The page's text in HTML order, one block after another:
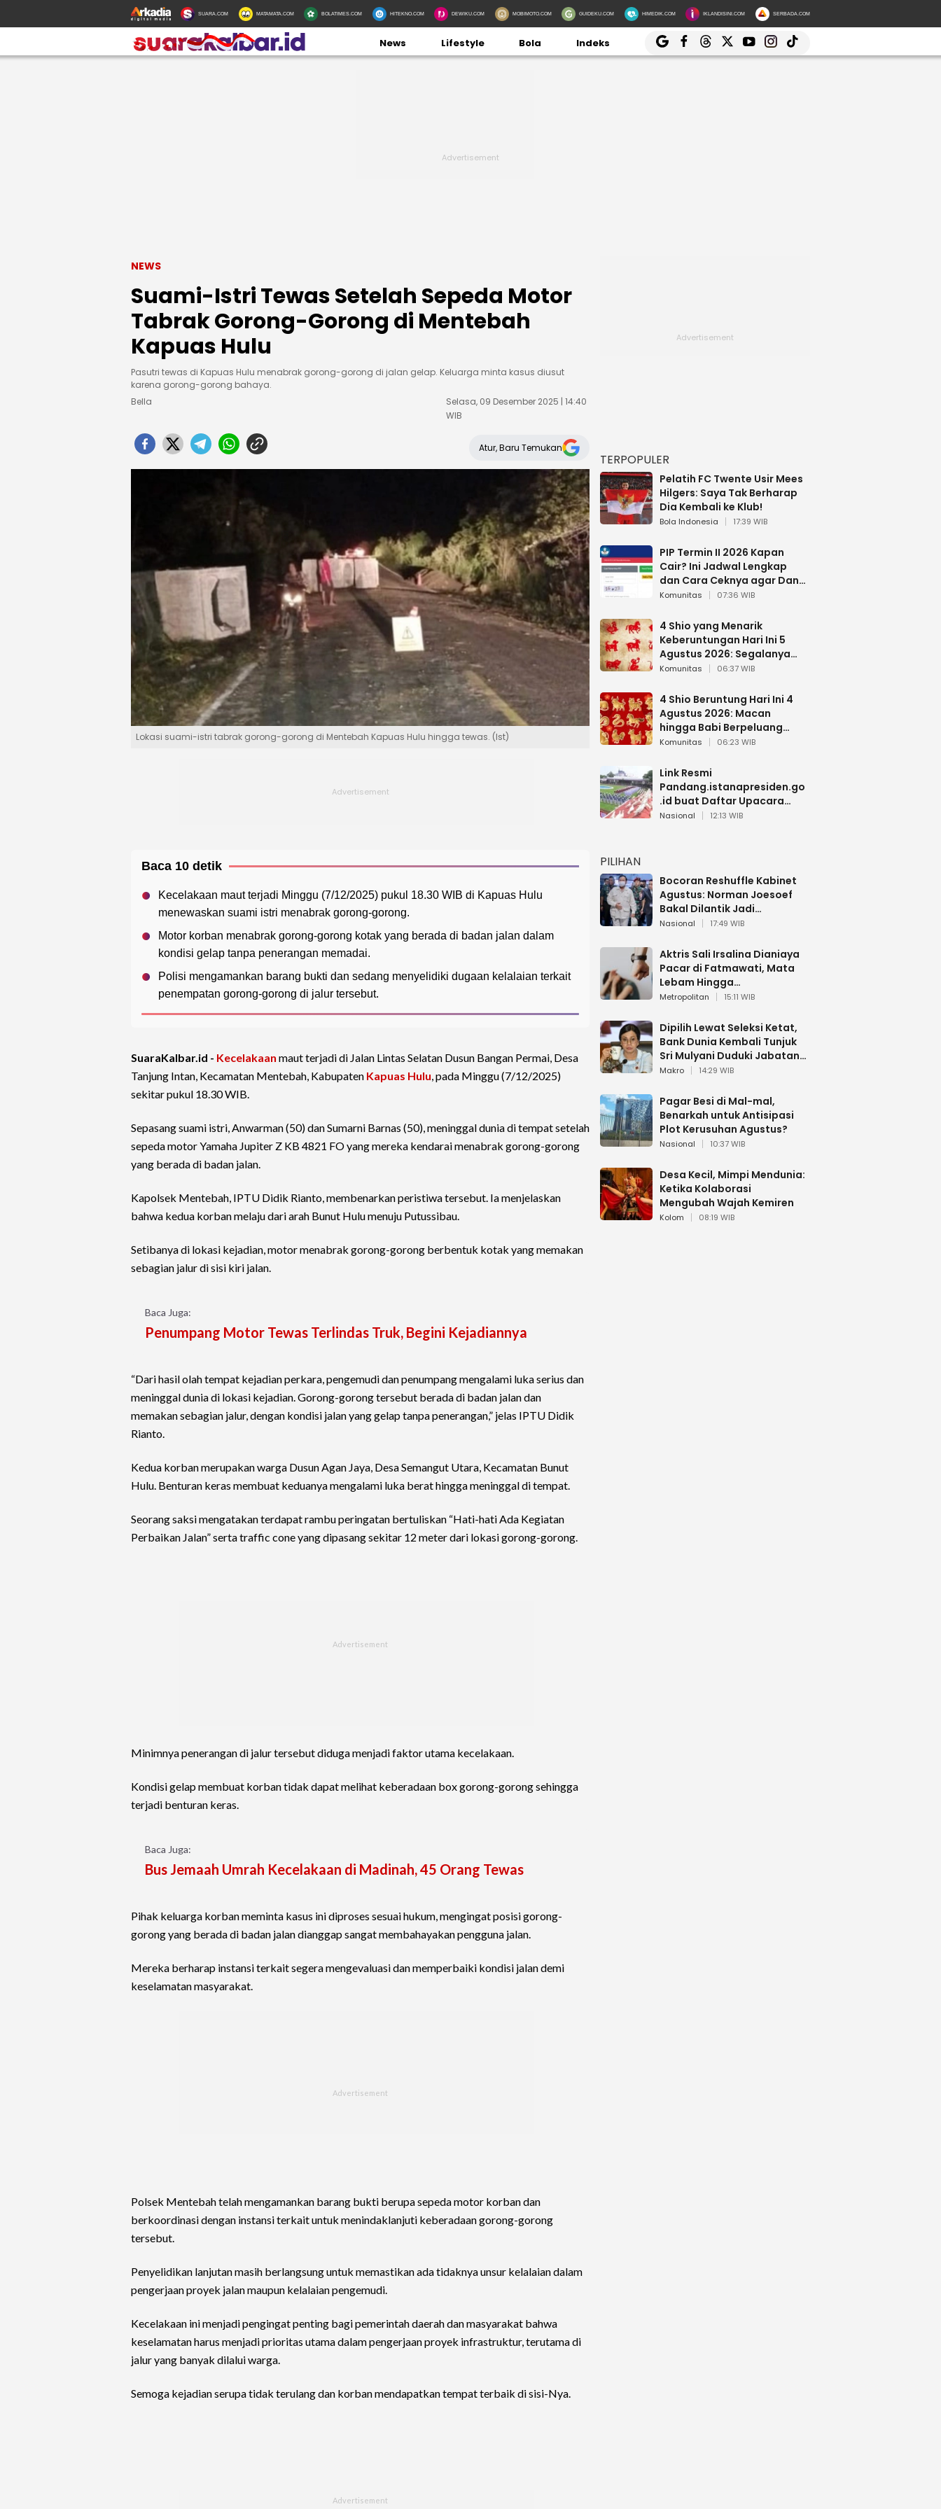
SUARA.COM MATAMATA.COM BOLATIMES.COM HITEKNO.COM DEWIKU.COM MOBIMOTO.COM GUIDEKU.COM HIMEDIK.COM IKLANDISINI.COM SERBADA.COM
News Lifestyle Bola Indeks
NEWS
Suami-Istri Tewas Setelah Sepeda Motor
Tabrak Gorong-Gorong di Mentebah
Kapuas Hulu
Pasutri tewas di Kapuas Hulu menabrak gorong-gorong di jalan gelap. Keluarga minta kasus diusut
karena gorong-gorong bahaya.
Bella
Selasa, 09 Desember 2025 | 14:40
WIB
Atur, Baru Temukan
Lokasi suami-istri tabrak gorong-gorong di Mentebah Kapuas Hulu hingga tewas. (Ist)
Baca 10 detik
Kecelakaan maut terjadi Minggu (7/12/2025) pukul 18.30 WIB di Kapuas Hulu
menewaskan suami istri menabrak gorong-gorong.
Motor korban menabrak gorong-gorong kotak yang berada di badan jalan dalam
kondisi gelap tanpa penerangan memadai.
Polisi mengamankan barang bukti dan sedang menyelidiki dugaan kelalaian terkait
penempatan gorong-gorong di jalur tersebut.
SuaraKalbar.id - Kecelakaan maut terjadi di Jalan Lintas Selatan Dusun Bangan Permai, Desa
Tanjung Intan, Kecamatan Mentebah, Kabupaten Kapuas Hulu, pada Minggu (7/12/2025)
sekitar pukul 18.30 WIB.
Sepasang suami istri, Anwarman (50) dan Sumarni Barnas (50), meninggal dunia di tempat setelah
sepeda motor Yamaha Jupiter Z KB 4821 FO yang mereka kendarai menabrak gorong-gorong
yang berada di badan jalan.
Kapolsek Mentebah, IPTU Didik Rianto, membenarkan peristiwa tersebut. Ia menjelaskan
bahwa kedua korban melaju dari arah Bunut Hulu menuju Putussibau.
Setibanya di lokasi kejadian, motor menabrak gorong-gorong berbentuk kotak yang memakan
sebagian jalur di sisi kiri jalan.
Baca Juga:
Penumpang Motor Tewas Terlindas Truk, Begini Kejadiannya
“Dari hasil olah tempat kejadian perkara, pengemudi dan penumpang mengalami luka serius dan
meninggal dunia di lokasi kejadian. Gorong-gorong tersebut berada di badan jalan dan
memakan sebagian jalur, dengan kondisi jalan yang gelap tanpa penerangan,” jelas IPTU Didik
Rianto.
Kedua korban merupakan warga Dusun Agan Jaya, Desa Semangut Utara, Kecamatan Bunut
Hulu. Benturan keras membuat keduanya mengalami luka berat hingga meninggal di tempat.
Seorang saksi mengatakan terdapat rambu peringatan bertuliskan “Hati-hati Ada Kegiatan
Perbaikan Jalan” serta traffic cone yang dipasang sekitar 12 meter dari lokasi gorong-gorong.
Minimnya penerangan di jalur tersebut diduga menjadi faktor utama kecelakaan.
Kondisi gelap membuat korban tidak dapat melihat keberadaan box gorong-gorong sehingga
terjadi benturan keras.
Baca Juga:
Bus Jemaah Umrah Kecelakaan di Madinah, 45 Orang Tewas
Pihak keluarga korban meminta kasus ini diproses sesuai hukum, mengingat posisi gorong-
gorong yang berada di badan jalan dianggap sangat membahayakan pengguna jalan.
Mereka berharap instansi terkait segera mengevaluasi dan memperbaiki kondisi jalan demi
keselamatan masyarakat.
Polsek Mentebah telah mengamankan barang bukti berupa sepeda motor korban dan
berkoordinasi dengan instansi terkait untuk menindaklanjuti keberadaan gorong-gorong
tersebut.
Penyelidikan lanjutan masih berlangsung untuk memastikan ada tidaknya unsur kelalaian dalam
pengerjaan proyek jalan maupun kelalaian pengemudi.
Kecelakaan ini menjadi pengingat penting bagi pemerintah daerah dan masyarakat bahwa
keselamatan harus menjadi prioritas utama dalam pengerjaan proyek infrastruktur, terutama di
jalur yang banyak dilalui warga.
Semoga kejadian serupa tidak terulang dan korban mendapatkan tempat terbaik di sisi-Nya.
TERPOPULER
Pelatih FC Twente Usir Mees
Hilgers: Saya Tak Berharap
Dia Kembali ke Klub!
Bola Indonesia 17:39 WIB
PIP Termin II 2026 Kapan
Cair? Ini Jadwal Lengkap
dan Cara Ceknya agar Dana
Tidak Hangus!
Komunitas 07:36 WIB
4 Shio yang Menarik
Keberuntungan Hari Ini 5
Agustus 2026: Segalanya
Berjalan Lancar
Komunitas 06:37 WIB
4 Shio Beruntung Hari Ini 4
Agustus 2026: Macan
hingga Babi Berpeluang
Dapat Kabar Baik
Komunitas 06:23 WIB
Link Resmi
Pandang.istanapresiden.go
.id buat Daftar Upacara
Bendera HUT RI di Istana
Nasional 12:13 WIB
PILIHAN
Bocoran Reshuffle Kabinet
Agustus: Norman Joesoef
Bakal Dilantik Jadi
Wamenhan RI
Nasional 17:49 WIB
Aktris Sali Irsalina Dianiaya
Pacar di Fatmawati, Mata
Lebam Hingga
Diselamatkan Polantas
Metropolitan 15:11 WIB
Dipilih Lewat Seleksi Ketat,
Bank Dunia Kembali Tunjuk
Sri Mulyani Duduki Jabatan
Strategis
Makro 14:29 WIB
Pagar Besi di Mal-mal,
Benarkah untuk Antisipasi
Plot Kerusuhan Agustus?
Nasional 10:37 WIB
Desa Kecil, Mimpi Mendunia:
Ketika Kolaborasi
Mengubah Wajah Kemiren
Kolom 08:19 WIB